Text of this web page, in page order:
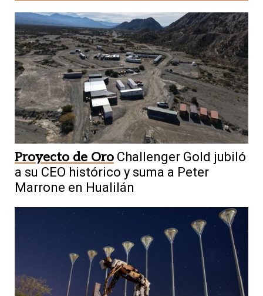
Proyecto de Oro Challenger Gold jubiló
a su CEO histórico y suma a Peter
Marrone en Hualilán